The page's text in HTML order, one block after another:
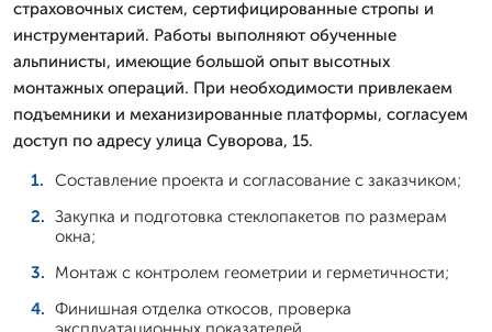
страховочных систем, сертифицированные стропы и
инструментарий. Работы выполняют обученные
альпинисты, имеющие большой опыт высотных
монтажных операций. При необходимости привлекаем
подъемники и механизированные платформы, согласуем
доступ по адресу улица Суворова, 15.
Составление проекта и согласование с заказчиком;
Закупка и подготовка стеклопакетов по размерам
окна;
Монтаж с контролем геометрии и герметичности;
Финишная отделка откосов, проверка